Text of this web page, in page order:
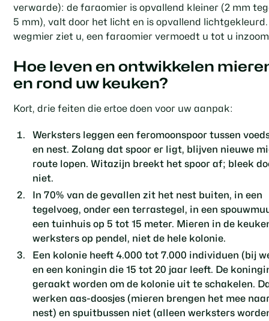
verwarde): de faraomier is opvallend kleiner (2 mm
5 mm), valt door het licht en is opvallend
wegmier ziet u, een faraomiervermoedt u tot u
Hoe leven en ontwikkelen
en rond uw keuken?
Kort, drie feiten die ertoe doen voor uw aanpak:
Werksters leggen een feromoonspoor tussen
en nest. Zolang dat spoor er ligt, blijven nieuwe
route lopen. Witazijn breekt het spoor af; bleek
niet.
In 70% van de gevallen zit het nest buiten, in een
tegelvoeg, onder een terrastegel, in een
een tuinhuis op 5 tot 15 meter. Mieren in de
werksters op pendel, niet de hele kolonie.
Een kolonie heeft 4.000 tot 7.000 individuen (bij
en een koningin die 15 tot 20 jaar leeft. De
geraakt worden om de kolonie uit te schakelen.
werken aas-doosjes (mieren brengen het mee
nest) en spuitbussen niet (alleen werksters